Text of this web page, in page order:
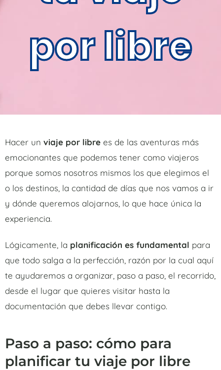
por libre
Hacer un viaje por libre es de las aventuras más
emocionantes que podemos tener como viajeros
porque somos nosotros mismos los que elegimos el
o los destinos, la cantidad de días que nos vamos a ir
y dónde queremos alojarnos, lo que hace única la
experiencia.
Lógicamente, la planificación es fundamental para
que todo salga a la perfección, razón por la cual aquí
te ayudaremos a organizar, paso a paso, el recorrido,
desde el lugar que quieres visitar hasta la
documentación que debes llevar contigo.
Paso a paso: cómo para
planificar tu viaje por libre